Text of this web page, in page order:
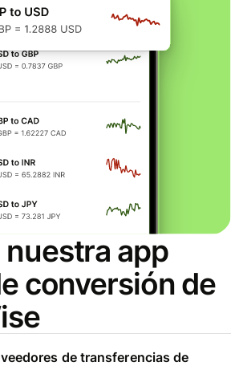
nuestra app
conversión de
de transferencias de